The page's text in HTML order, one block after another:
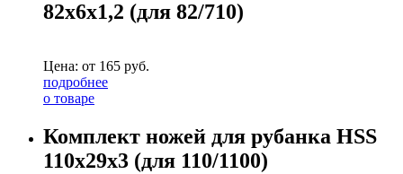
82х6х1,2 (для 82/710)
Цена: от 165 руб.
подробнее
о товаре
Комплект ножей для рубанка HSS
110х29х3 (для 110/1100)